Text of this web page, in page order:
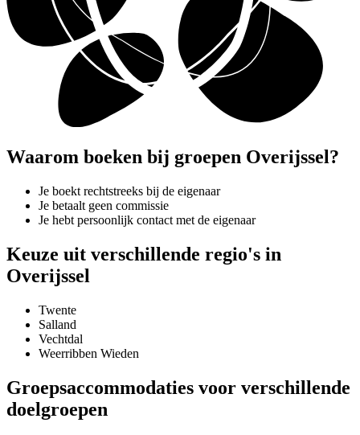
Waarom boeken bij groepen Overijssel?
Je boekt rechtstreeks bij de eigenaar
Je betaalt geen commissie
Je hebt persoonlijk contact met de eigenaar
Keuze uit verschillende regio's in
Overijssel
Twente
Salland
Vechtdal
Weerribben Wieden
Groepsaccommodaties voor verschillende
doelgroepen